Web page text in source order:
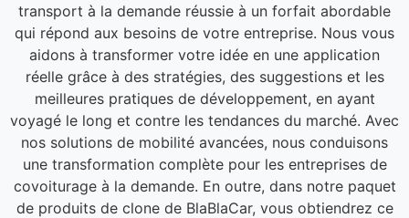
transport à la demande réussie à un forfait abordable
qui répond aux besoins de votre entreprise. Nous vous
aidons à transformer votre idée en une application
réelle grâce à des stratégies, des suggestions et les
meilleures pratiques de développement, en ayant
voyagé le long et contre les tendances du marché. Avec
nos solutions de mobilité avancées, nous conduisons
une transformation complète pour les entreprises de
covoiturage à la demande. En outre, dans notre paquet
de produits de clone de BlaBlaCar, vous obtiendrez ce